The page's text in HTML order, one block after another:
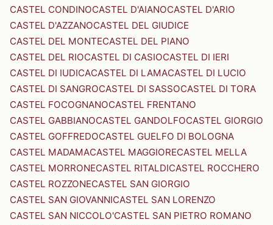
CASTEL CONDINOCASTEL D'AIANOCASTEL D'ARIO
CASTEL D'AZZANOCASTEL DEL GIUDICE
CASTEL DEL MONTECASTEL DEL PIANO
CASTEL DEL RIOCASTEL DI CASIOCASTEL DI IERI
CASTEL DI IUDICACASTEL DI LAMACASTEL DI LUCIO
CASTEL DI SANGROCASTEL DI SASSOCASTEL DI TORA
CASTEL FOCOGNANOCASTEL FRENTANO
CASTEL GABBIANOCASTEL GANDOLFOCASTEL GIORGIO
CASTEL GOFFREDOCASTEL GUELFO DI BOLOGNA
CASTEL MADAMACASTEL MAGGIORECASTEL MELLA
CASTEL MORRONECASTEL RITALDICASTEL ROCCHERO
CASTEL ROZZONECASTEL SAN GIORGIO
CASTEL SAN GIOVANNICASTEL SAN LORENZO
CASTEL SAN NICCOLO'CASTEL SAN PIETRO ROMANO